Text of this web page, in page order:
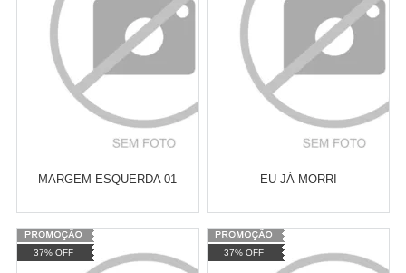
COMPRAR COMPRAR
MARGEM ESQUERDA 01
Varejo:
Atacado: R$ 2.550,90 (Apenas
EU JÁ MORRI
Varejo:
Atacado: R$ 2.550,90 (Apenas
37% OFF 37% OFF